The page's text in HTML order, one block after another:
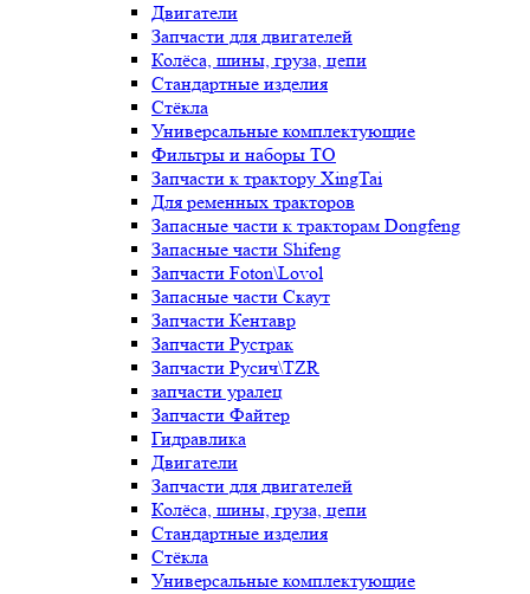
Двигатели
Запчасти для двигателей
Колёса, шины, груза, цепи
Стандартные изделия
Стёкла
Универсальные комплектующие
Фильтры и наборы ТО
Запчасти к трактору XingTai
Для ременных тракторов
Запасные части к тракторам Dongfeng
Запасные части Shifeng
Запчасти Foton\Lovol
Запасные части Скаут
Запчасти Кентавр
Запчасти Рустрак
Запчасти Русич\TZR
запчасти уралец
Запчасти Файтер
Гидравлика
Двигатели
Запчасти для двигателей
Колёса, шины, груза, цепи
Стандартные изделия
Стёкла
Универсальные комплектующие